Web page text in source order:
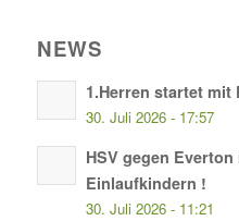
NEWS
1.Herren startet
30. Juli 2026 - 17:57
HSV gegen
Einlaufkindern !
30. Juli 2026 - 11:21